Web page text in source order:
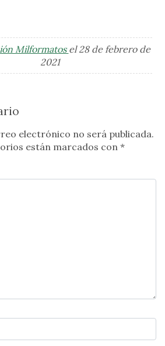
Milformatos el 28 de febrero de
2021
electrónico no será publicada.
están marcados con *